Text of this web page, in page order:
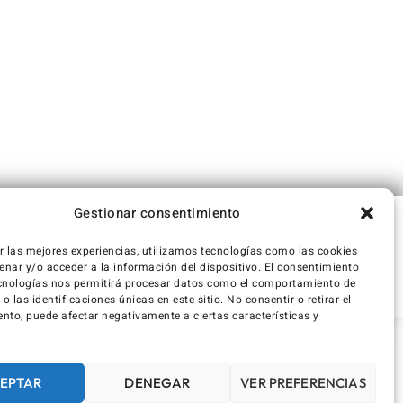
Gestionar consentimiento
las mejores experiencias, utilizamos tecnologías como las cookies
y/o acceder a la información del dispositivo. El consentimiento
nos permitirá procesar datos como el comportamiento de
las identificaciones únicas en este sitio. No consentir o retirar el
puede afectar negativamente a ciertas características y
DENEGAR VER PREFERENCIAS
Declaración de privacidad (UE) Política de cookies (UE)